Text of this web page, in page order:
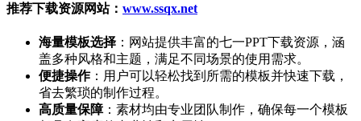
推荐下载资源网站： www.ssqx.net
海量模板选择 ：网站提供丰富的七一PPT下载资源，涵
盖多种风格和主题，满足不同场景的使用需求。
便捷操作：用户可以轻松找到所需的模板并快速下载，
省去繁琐的制作过程。
高质量保障：素材均由专业团队制作，确保每一个模板